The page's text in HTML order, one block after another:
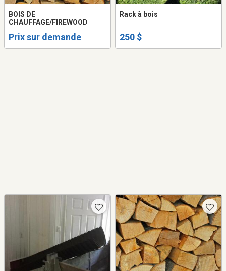
BOIS DE
CHAUFFAGE/FIREWOOD
Prix sur demande
Rack à bois
250 $